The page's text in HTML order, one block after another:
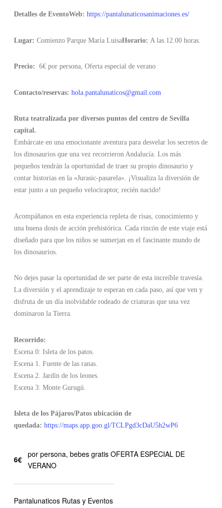
Detalles de EventoWeb: https://pantalunaticosanimaciones.es/
Lugar: Comienzo Parque María LuisaHorario: A las 12.00 horas.
Precio: 6€ por persona, Oferta especial de verano
Contacto/reservas: hola.pantalunaticos@gmail.com
Ruta teatralizada por diversos puntos del centro de Sevilla
capital.
Embárcate en una emocionante aventura para desvelar los secretos de
los dinosaurios que una vez recorrieron Andalucía. Los más
pequeños tendrán la oportunidad de traer su propio dinosaurio y
contar historias en la «Jurasic-pasarela». ¡Visualiza la diversión de
estar junto a un pequeño velociraptor, recién nacido!
Acompáñanos en esta experiencia repleta de risas, conocimiento y
una buena dosis de acción prehistórica. Cada rincón de este viaje está
diseñado para que los niños se sumerjan en el fascinante mundo de
los dinosaurios.
No dejes pasar la oportunidad de ser parte de esta increíble travesía.
La diversión y el aprendizaje te esperan en cada paso, así que ven y
disfruta de un día inolvidable rodeado de criaturas que una vez
dominaron la Tierra.
Recorrido:
Escena 0: Isleta de los patos.
Escena 1. Fuente de las ranas.
Escena 2. Jardín de los leones.
Escena 3: Monte Gurugú.
Isleta de los Pájaros/Patos ubicación de
quedada: https://maps.app.goo.gl/TCLPgd3cDaU5h2wP6
6€
por persona, bebes gratis OFERTA ESPECIAL DE
VERANO
Pantalunaticos Rutas y Eventos